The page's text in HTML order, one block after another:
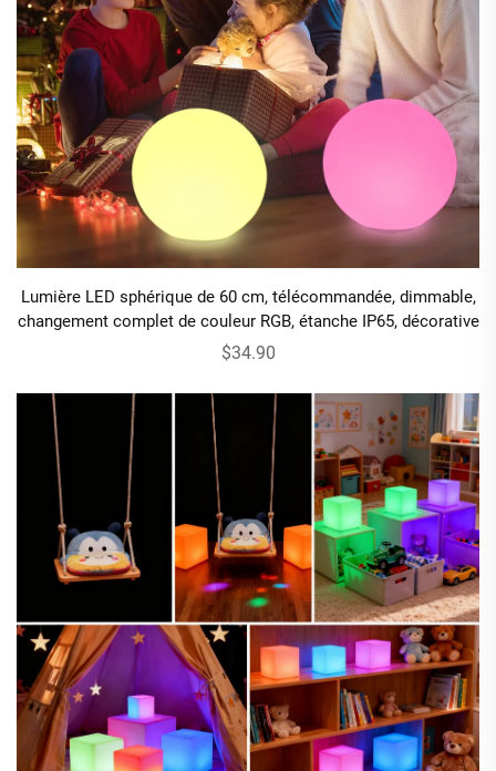
Lumière LED sphérique de 60 cm, télécommandée, dimmable,
changement complet de couleur RGB, étanche IP65, décorative
$34.90